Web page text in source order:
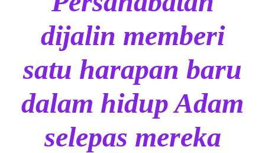
dijalin memberi
satu harapan baru
dalam hidup Adam
selepas mereka